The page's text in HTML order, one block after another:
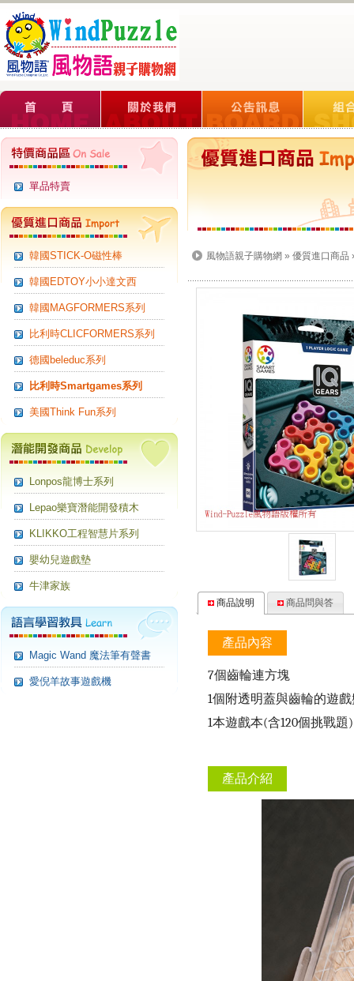
單品特賣
韓國STICK-O磁性棒
韓國EDTOY小小達文西
韓國MAGFORMERS系列
比利時CLICFORMERS系列
德國beleduc系列
比利時Smartgames系列
美國Think Fun系列
Lonpos龍博士系列
Lepao樂寶潛能開發積木
KLIKKO工程智慧片系列
嬰幼兒遊戲墊
牛津家族
Magic Wand 魔法筆有聲書
愛倪羊故事遊戲機
風物語親子購物網 » 優質進口商品
商品說明 商品問與答
產品內容
7個齒輪連方塊
1個附透明蓋與齒輪的遊戲
1本遊戲本(含120個挑戰題)
產品介紹